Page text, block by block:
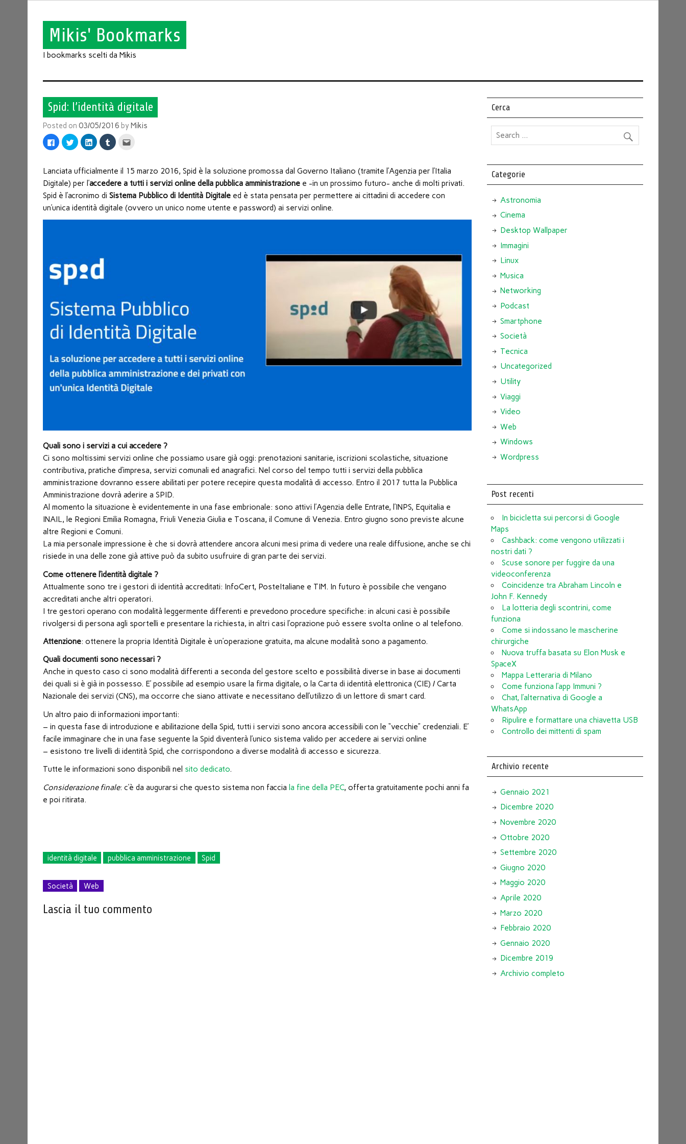
Mikis' Bookmarks
I bookmarks scelti da Mikis
Spid: l’identità digitale
Posted on03/05/2016 byMikis
Fai
clic
Facebook
apre
una
finestra)
Fai
clic
su
(Si
in
nuova
Fai
clic
su
(Si
in
nuova
finestra)
Fai
clic
su
(Si
in
nuova
finestra)
l'articolo
mail
un
(Si
in
Lanciata ufficialmente il 15 marzo 2016, Spid è la soluzione promossa dal Governo Italiano (tramite l’Agenzia per l’Italia
Digitale) per l’accedere a tutti i servizi online della pubblica amministrazione e -in un prossimo futuro- anche di molti privati.
Spid è l’acronimo diSistema Pubblico di Identità Digitale ed è stata pensata per permettere ai cittadini di accedere con
un’unica identità digitale (ovvero un unico nome utente e password) ai servizi online.
Quali sono i servizi a cui accedere ?
Ci sono moltissimi servizi online che possiamo usare già oggi: prenotazioni sanitarie, iscrizioni scolastiche, situazione
contributiva, pratiche d’impresa, servizi comunali ed anagrafici. Nel corso del tempo tutti i servizi della pubblica
amministrazione dovranno essere abilitati per potere recepire questa modalità di accesso. Entro il 2017 tutta la Pubblica
Amministrazione dovrà aderire a SPID.
Al momento la situazione è evidentemente in una fase embrionale: sono attivi l’Agenzia delle Entrate, l’INPS, Equitalia e
INAIL, le Regioni Emilia Romagna, Friuli Venezia Giulia e Toscana, il Comune di Venezia. Entro giugno sono previste alcune
altre Regioni e Comuni.
La mia personale impressione è che si dovrà attendere ancora alcuni mesi prima di vedere una reale diffusione, anche se chi
risiede in una delle zone già attive può da subito usufruire di gran parte dei servizi.
Come ottenere l’identità digitale ?
Attualmente sono tre i gestori di identità accreditati: InfoCert, PosteItaliane e TIM. In futuro è possibile che vengano
accreditati anche altri operatori.
I tre gestori operano con modalità leggermente differenti e prevedono procedure specifiche: in alcuni casi è possibile
rivolgersi di persona agli sportelli e presentare la richiesta, in altri casi l’oprazione può essere svolta online o al telefono.
Attenzione: ottenere la propria Identità Digitale è un’operazione gratuita, ma alcune modalità sono a pagamento.
Quali documenti sono necessari ?
Anche in questo caso ci sono modalità differenti a seconda del gestore scelto e possibilità diverse in base ai documenti
dei quali si è già in possesso. E’ possibile ad esempio usare la firma digitale, o la Carta di identità elettronica (CIE) / Carta
Nazionale dei servizi (CNS), ma occorre che siano attivate e necessitano dell’utilizzo di un lettore di smart card.
Un altro paio di informazioni importanti:
– in questa fase di introduzione e abilitazione della Spid, tutti i servizi sono ancora accessibili con le “vecchie” credenziali. E’
facile immaginare che in una fase seguente la Spid diventerà l’unico sistema valido per accedere ai servizi online
– esistono tre livelli di identità Spid, che corrispondono a diverse modalità di accesso e sicurezza.
Tutte le informazioni sono disponibili nel sito dedicato.
Considerazione finale: c’è da augurarsi che questo sistema non faccia la fine della PEC, offerta gratuitamente pochi anni fa
e poi ritirata.
identità digitale pubblica amministrazione Spid
Società Web
Lascia il tuo commento
Cerca
Categorie
Astronomia
Cinema
Desktop Wallpaper
Immagini
Linux
Musica
Networking
Podcast
Smartphone
Società
Tecnica
Uncategorized
Utility
Viaggi
Video
Web
Windows
Wordpress
Post recenti
In bicicletta sui percorsi di Google
Maps
Cashback: come vengono utilizzati i
nostri dati ?
Scuse sonore per fuggire da una
videoconferenza
Coincidenze tra Abraham Lincoln e
John F. Kennedy
La lotteria degli scontrini, come
funziona
Come si indossano le mascherine
chirurgiche
Nuova truffa basata su Elon Musk e
SpaceX
Mappa Letteraria di Milano
Come funziona l’app Immuni ?
Chat, l’alternativa di Google a
WhatsApp
Ripulire e formattare una chiavetta USB
Controllo dei mittenti di spam
Archivio recente
Gennaio 2021
Dicembre 2020
Novembre 2020
Ottobre 2020
Settembre 2020
Giugno 2020
Maggio 2020
Aprile 2020
Marzo 2020
Febbraio 2020
Gennaio 2020
Dicembre 2019
Archivio completo